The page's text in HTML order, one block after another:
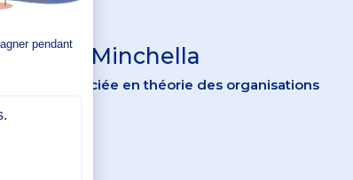
Minchella
associée en théorie des organisations
SON PROFIL